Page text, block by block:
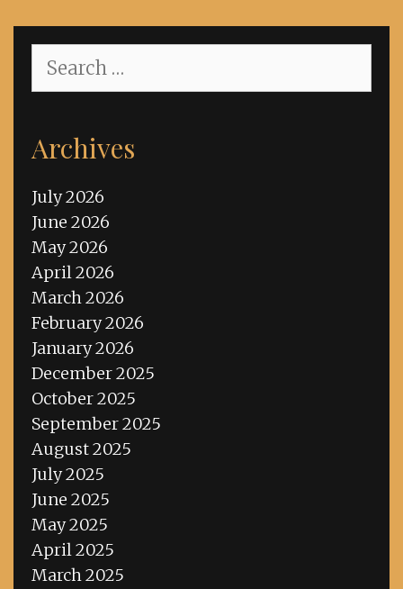
for:
Archives
July 2026
June 2026
May 2026
April 2026
March 2026
February 2026
January 2026
December 2025
October 2025
September 2025
August 2025
July 2025
June 2025
May 2025
April 2025
March 2025